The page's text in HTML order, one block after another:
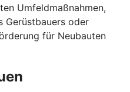
Umfeldmaßnahmen,
Gerüstbauers oder
für Neubauten